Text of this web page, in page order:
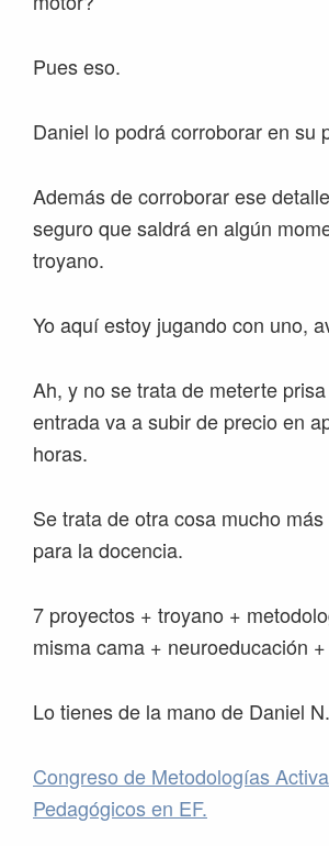
Pues eso.
Daniel lo podrá corroborar en su
Además de corroborar ese
seguro que saldrá en algún
troyano.
Yo aquí estoy jugando con uno,
Ah, y no se trata de meterte
entrada va a subir de precio en
horas.
Se trata de otra cosa mucho
para la docencia.
7 proyectos + troyano +
misma cama + neuroeducación
Lo tienes de la mano de Daniel
Congreso de Metodologías
Pedagógicos en EF.